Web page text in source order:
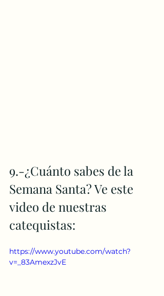
9.-¿Cuánto sabes de la
Semana Santa? Ve este
video de nuestras
catequistas:
https://www.youtube.com/watch?
v=_83AmexzJvE